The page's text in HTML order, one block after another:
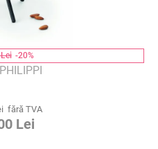
-20%
fără TVA
Lei